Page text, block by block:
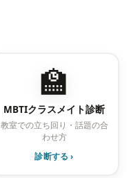
🏫
MBTIクラスメイト診断
教室での立ち回り・話題の合
わせ方
診断する ›